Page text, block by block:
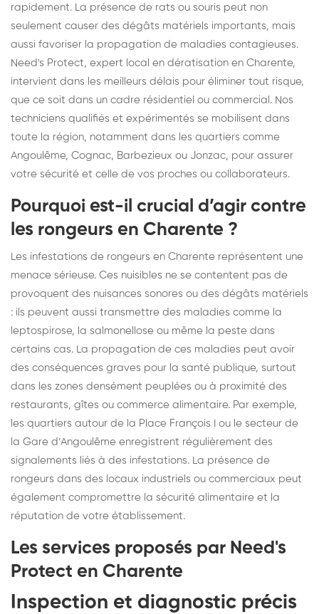
rapidement. La présence de rats ou souris peut non
seulement causer des dégâts matériels importants, mais
aussi favoriser la propagation de maladies contagieuses.
Need's Protect, expert local en dératisation en Charente,
intervient dans les meilleurs délais pour éliminer tout risque,
que ce soit dans un cadre résidentiel ou commercial. Nos
techniciens qualifiés et expérimentés se mobilisent dans
toute la région, notamment dans les quartiers comme
Angoulême, Cognac, Barbezieux ou Jonzac, pour assurer
votre sécurité et celle de vos proches ou collaborateurs.
Pourquoi est-il crucial d’agir contre
les rongeurs en Charente ?
Les infestations de rongeurs en Charente représentent une
menace sérieuse. Ces nuisibles ne se contentent pas de
provoquent des nuisances sonores ou des dégâts matériels
: ils peuvent aussi transmettre des maladies comme la
leptospirose, la salmonellose ou même la peste dans
certains cas. La propagation de ces maladies peut avoir
des conséquences graves pour la santé publique, surtout
dans les zones densément peuplées ou à proximité des
restaurants, gîtes ou commerce alimentaire. Par exemple,
les quartiers autour de la Place François I ou le secteur de
la Gare d’Angoulême enregistrent régulièrement des
signalements liés à des infestations. La présence de
rongeurs dans des locaux industriels ou commerciaux peut
également compromettre la sécurité alimentaire et la
réputation de votre établissement.
Les services proposés par Need's
Protect en Charente
Inspection et diagnostic précis